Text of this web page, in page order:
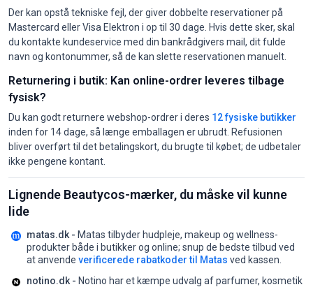
Der kan opstå tekniske fejl, der giver dobbelte reservationer på
Mastercard eller Visa Elektron i op til 30 dage. Hvis dette sker, skal
du kontakte kundeservice med din bankrådgivers mail, dit fulde
navn og kontonummer, så de kan slette reservationen manuelt.
Returnering i butik: Kan online-ordrer leveres tilbage
fysisk?
Du kan godt returnere webshop-ordrer i deres 12 fysiske butikker
inden for 14 dage, så længe emballagen er ubrudt. Refusionen
bliver overført til det betalingskort, du brugte til købet; de udbetaler
ikke pengene kontant.
Lignende Beautycos-mærker, du måske vil kunne
lide
matas.dk - Matas tilbyder hudpleje, makeup og wellness-
produkter både i butikker og online; snup de bedste tilbud ved
at anvende verificerede rabatkoder til Matas ved kassen.
notino.dk - Notino har et kæmpe udvalg af parfumer, kosmetik